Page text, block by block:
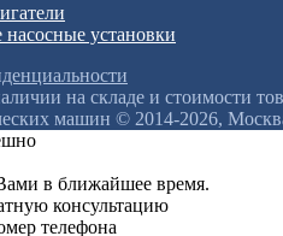
насосные установки
на складе и стоимости
машин © 2014-2026,
в ближайшее время.
консультацию
телефона